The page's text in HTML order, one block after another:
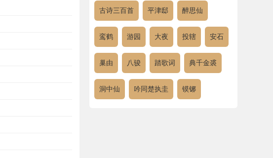
古诗三百首 平津邸 醉思仙
鸾鹤 游园 大夜 投辖 安石
巢由 八骏 踏歌词 典千金裘
洞中仙 吟同楚执圭 镆铘